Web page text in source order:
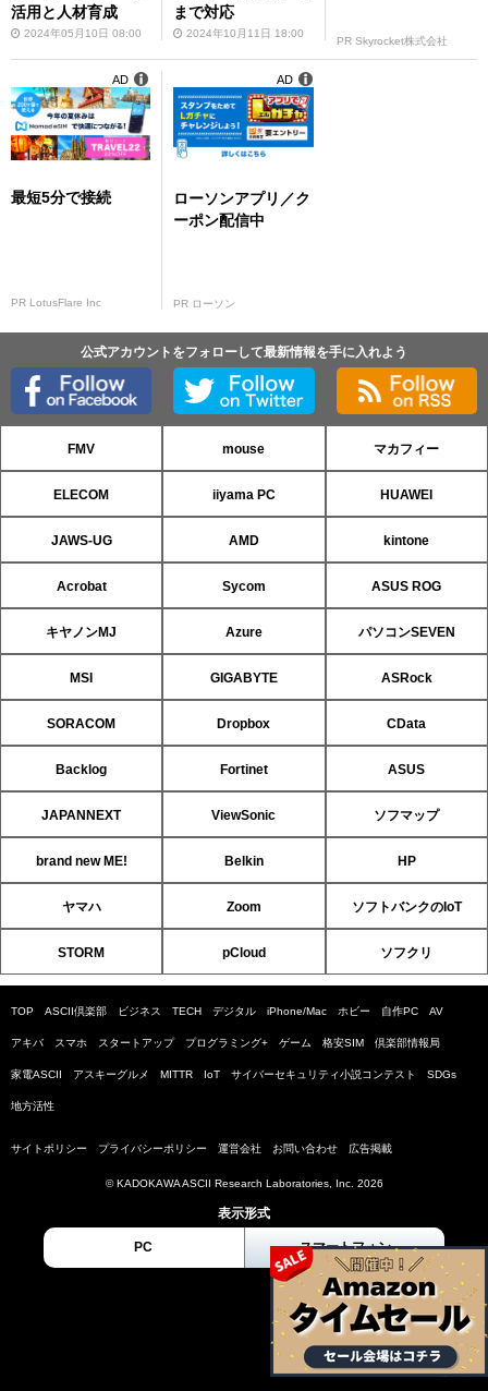
活用と人材育成
2024年05月10日 08:00
まで対応
2024年10月11日 18:00
PR Skyrocket株式会社
最短5分で接続
PR LotusFlare Inc
AD
ローソンアプリ／ク
ーポン配信中
PR ローソン
AD
公式アカウントをフォローして最新情報を手に入れよう
FMV mouse マカフィー
ELECOM iiyama PC HUAWEI
JAWS-UG AMD kintone
Acrobat Sycom ASUS ROG
キヤノンMJ Azure パソコンSEVEN
MSI GIGABYTE ASRock
SORACOM Dropbox CData
Backlog Fortinet ASUS
JAPANNEXT ViewSonic ソフマップ
brand new ME! Belkin HP
ヤマハ Zoom ソフトバンクのIoT
STORM pCloud ソフクリ
TOP ASCII倶楽部 ビジネス TECH デジタル iPhone/Mac ホビー 自作PC AV
アキバ スマホ スタートアップ プログラミング+ ゲーム 格安SIM 倶楽部情報局
家電ASCII アスキーグルメ MITTR IoT サイバーセキュリティ小説コンテスト SDGs
地方活性
サイトポリシー プライバシーポリシー 運営会社 お問い合わせ 広告掲載
© KADOKAWA ASCII Research Laboratories, Inc. 2026
表示形式
PC スマートフォン